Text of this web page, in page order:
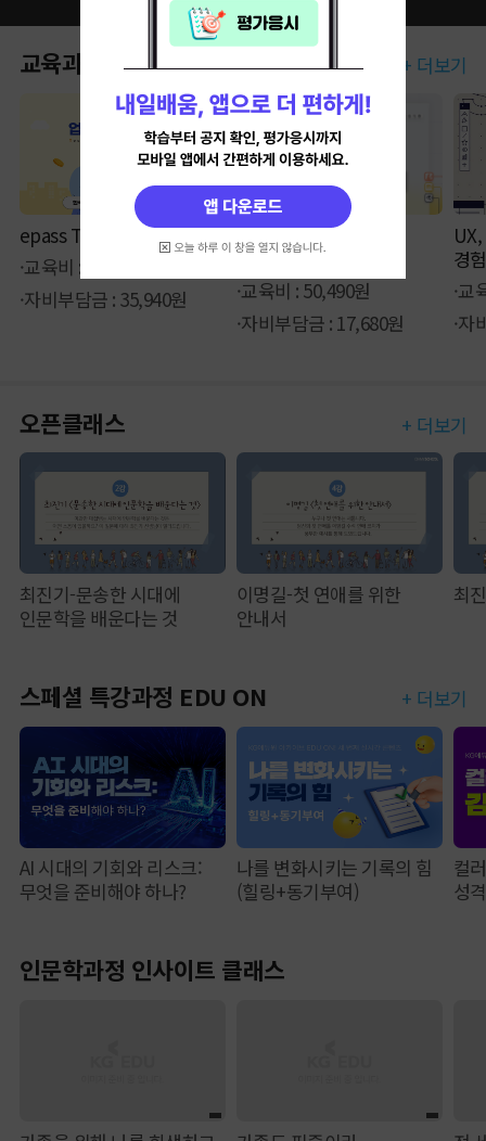
교육과정 + 더보기
epass TPAC
·교육비 : 65,340원
·자비부담금 : 35,940원
[ITⓔ코칭] Do it! Java
프로그래밍 완성
·교육비 : 50,490원
·자비부담금 : 17,680원
경
·교
·자
오픈클래스 + 더보기
최진기-문송한 시대에
인문학을 배운다는 것
이명길-첫 연애를 위한
안내서
최
스페셜 특강과정 EDU ON + 더보기
AI 시대의 기회와 리스크:
무엇을 준비해야 하나?
나를 변화시키는 기록의 힘
(힐링+동기부여)
컬
성격
인문학과정 인사이트 클래스